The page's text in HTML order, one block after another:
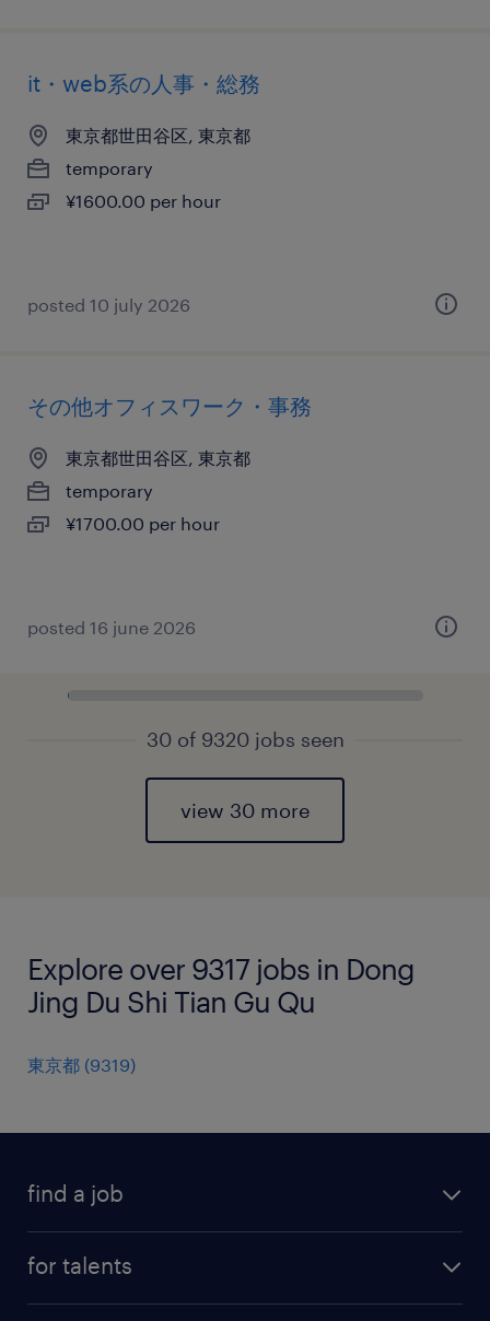
it・web系の人事・総務
東京都世田谷区, 東京都
temporary
¥1600.00 per hour
posted 10 july 2026
その他オフィスワーク・事務
東京都世田谷区, 東京都
temporary
¥1700.00 per hour
posted 16 june 2026
30 of 9320 jobs seen
view 30 more
Explore over 9317 jobs in Dong
Jing Du Shi Tian Gu Qu
東京都 (9319)
find a job
for talents